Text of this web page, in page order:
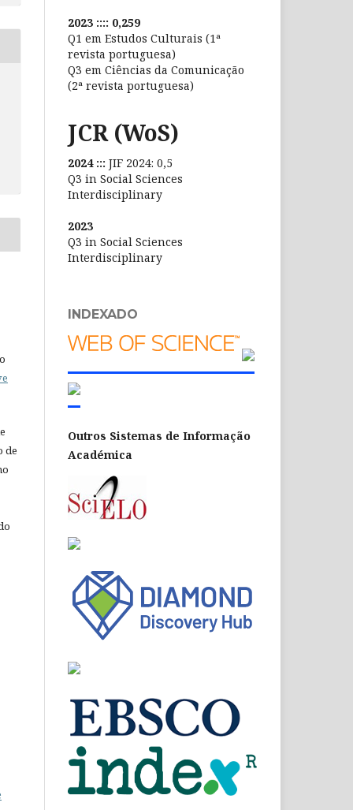
de
2023 :::: 0,259
Q1 em Estudos Culturais (1ª
revista portuguesa)
Q3 em Ciências da Comunicação
(2ª revista portuguesa)
JCR (WoS)
2024 ::: JIF 2024: 0,5
Q3 in Social Sciences
Interdisciplinary
2023
Q3 in Social Sciences
Interdisciplinary
INDEXADO
Outros Sistemas de Informação
Académica